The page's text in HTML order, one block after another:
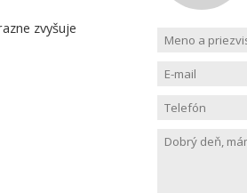
zvyšuje